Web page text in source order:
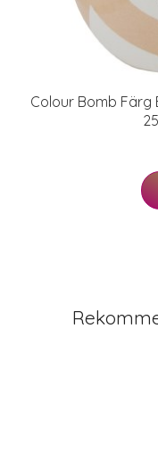
Colour Bomb Färg